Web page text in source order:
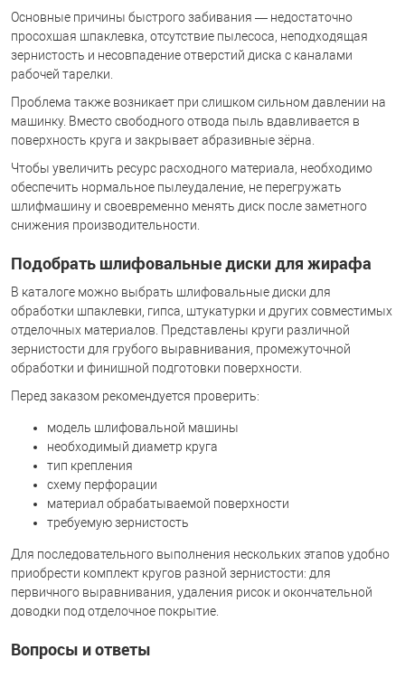
Основные причины быстрого забивания — недостаточно
просохшая шпаклевка, отсутствие пылесоса, неподходящая
зернистость и несовпадение отверстий диска с каналами
рабочей тарелки.
Проблема также возникает при слишком сильном давлении на
машинку. Вместо свободного отвода пыль вдавливается в
поверхность круга и закрывает абразивные зёрна.
Чтобы увеличить ресурс расходного материала, необходимо
обеспечить нормальное пылеудаление, не перегружать
шлифмашину и своевременно менять диск после заметного
снижения производительности.
Подобрать шлифовальные диски для жирафа
В каталоге можно выбрать шлифовальные диски для
обработки шпаклевки, гипса, штукатурки и других совместимых
отделочных материалов. Представлены круги различной
зернистости для грубого выравнивания, промежуточной
обработки и финишной подготовки поверхности.
Перед заказом рекомендуется проверить:
модель шлифовальной машины
необходимый диаметр круга
тип крепления
схему перфорации
материал обрабатываемой поверхности
требуемую зернистость
Для последовательного выполнения нескольких этапов удобно
приобрести комплект кругов разной зернистости: для
первичного выравнивания, удаления рисок и окончательной
доводки под отделочное покрытие.
Вопросы и ответы